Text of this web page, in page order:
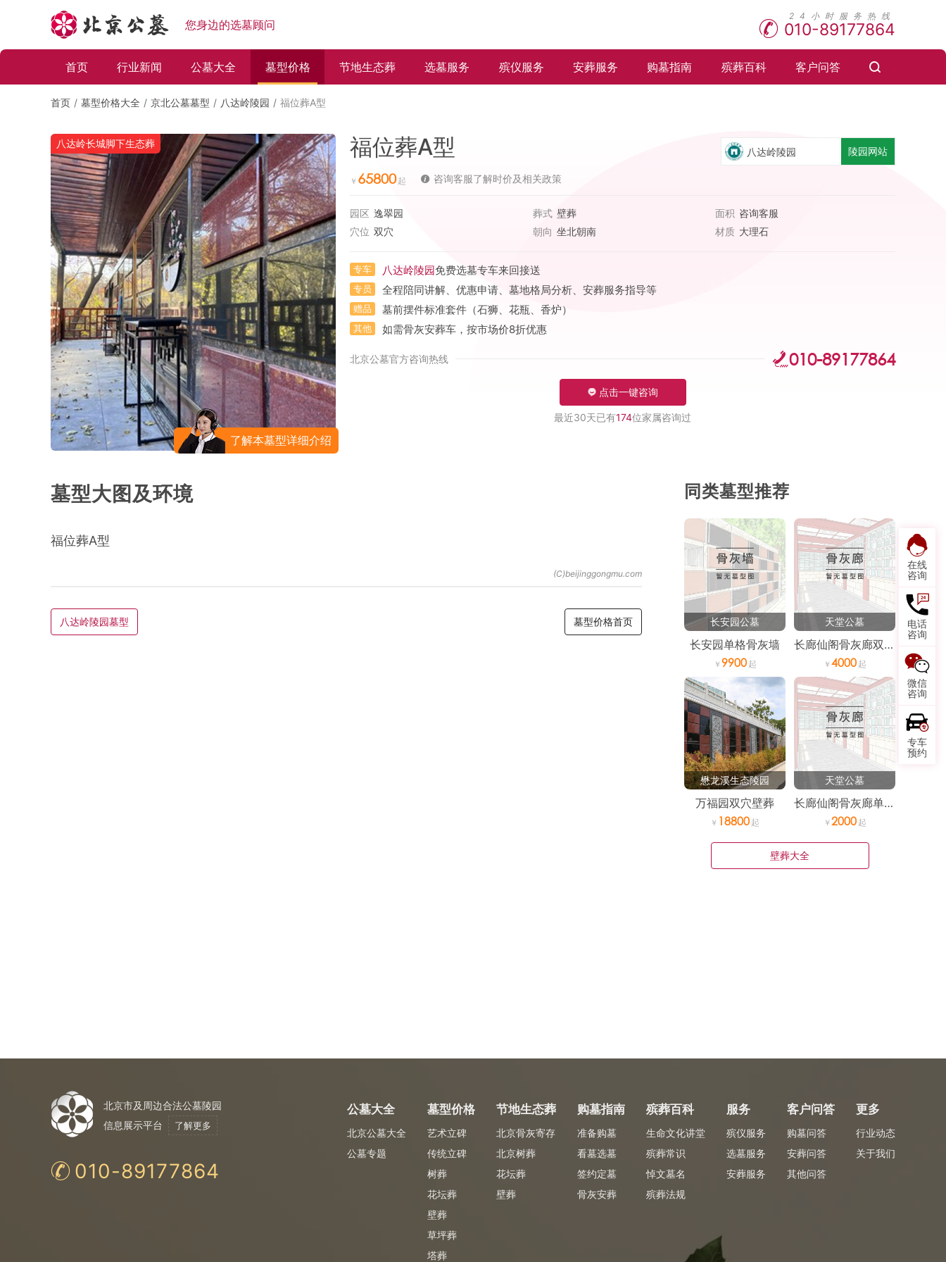
您身边的选墓顾问 010-89177864
首页 行业新闻 公墓大全 墓型价格 节地生态葬 选墓服务 殡仪服务 安葬服务 购墓指南 殡葬百科 客户问答
在线
咨询
电话
咨询
微信
咨询
专车
预约
首页 墓型价格大全 京北公墓墓型 八达岭陵园 福位葬A型
八达岭长城脚下生态葬
了解本墓型详细介绍
福位葬A型
65800 咨询客服了解时价及相关政策
八达岭陵园 陵园网站
园区 逸翠园 葬式 壁葬 面积 咨询客服
穴位 双穴 朝向 坐北朝南 材质 大理石
专车 八达岭陵园免费选墓专车来回接送
专员 全程陪同讲解、优惠申请、墓地格局分析、安葬服务指导等
赠品 墓前摆件标准套件（石狮、花瓶、香炉）
其他 如需骨灰安葬车，按市场价8折优惠
北京公墓官方咨询热线 010-89177864
点击一键咨询
最近30天已有174位家属咨询过
墓型大图及环境
福位葬A型
八达岭陵园墓型 墓型价格首页
同类墓型推荐
长安园公墓
长安园单格骨灰墙
9900
天堂公墓
长廊仙阁骨灰廊双穴位
4000
懋龙溪生态陵园
万福园双穴壁葬
18800
天堂公墓
长廊仙阁骨灰廊单穴位
2000
壁葬大全
北京市及周边合法公墓陵园
信息展示平台
了解更多
010-89177864
公墓大全
北京公墓大全
公墓专题
墓型价格
艺术立碑
传统立碑
树葬
花坛葬
壁葬
草坪葬
塔葬
节地生态葬
北京骨灰寄存
北京树葬
花坛葬
壁葬
购墓指南
准备购墓
看墓选墓
签约定墓
骨灰安葬
殡葬百科
生命文化讲堂
殡葬常识
悼文墓名
殡葬法规
服务
殡仪服务
选墓服务
安葬服务
客户问答
购墓问答
安葬问答
其他问答
更多
行业动态
关于我们